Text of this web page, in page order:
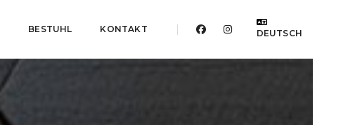
BESTUHL KONTAKT DEUTSCH